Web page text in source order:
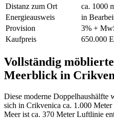
Distanz zum Ort
ca. 1000
Energieausweis
in
Provision
3% +
Kaufpreis
650.000
Vollständig
Meerblick in
Diese moderne Doppelhaushälfte
sich in Crikvenica ca. 1.000
Meer ist ca. 370 Meter Luftlinie